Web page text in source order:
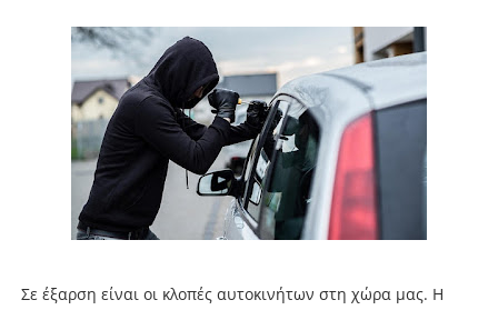
Σε έξαρση είναι οι κλοπές αυτοκινήτων στη χώρα μας. H